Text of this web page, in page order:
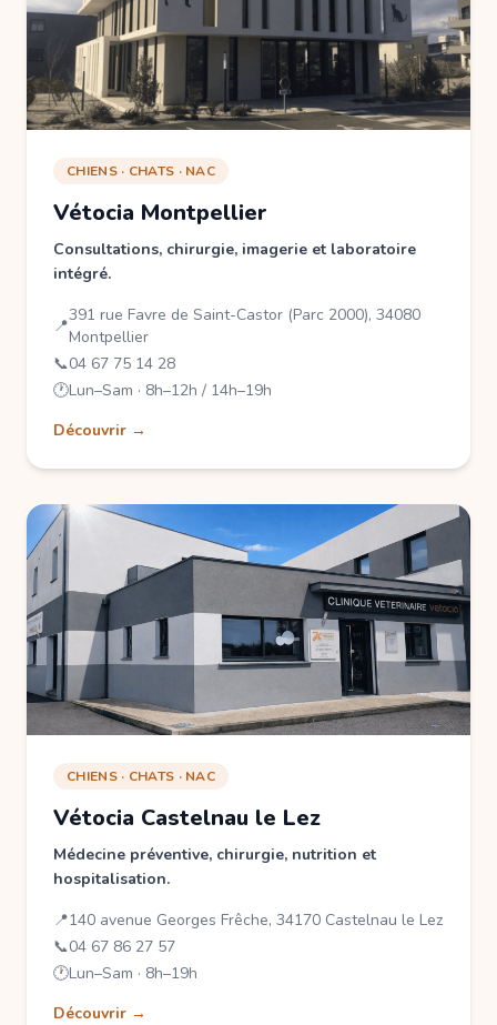
CHIENS · CHATS · NAC
Vétocia Montpellier
Consultations, chirurgie, imagerie et laboratoire
intégré.
📍
391 rue Favre de Saint-Castor (Parc 2000), 34080
Montpellier
📞04 67 75 14 28
🕐Lun–Sam · 8h–12h / 14h–19h
Découvrir →
CHIENS · CHATS · NAC
Vétocia Castelnau le Lez
Médecine préventive, chirurgie, nutrition et
hospitalisation.
📍140 avenue Georges Frêche, 34170 Castelnau le Lez
📞04 67 86 27 57
🕐Lun–Sam · 8h–19h
Découvrir →